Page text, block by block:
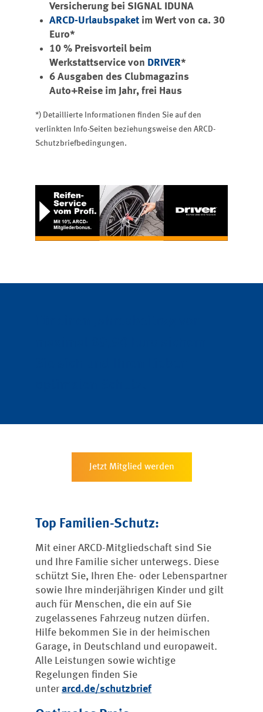
Versicherung bei SIGNAL IDUNA
ARCD-Urlaubspaket im Wert von ca. 30
Euro*
10 % Preisvorteil beim
Werkstattservice von DRIVER*
6 Ausgaben des Clubmagazins
Auto+Reise im Jahr, frei Haus
*) Detaillierte Informationen finden Sie auf den
verlinkten Info-Seiten beziehungsweise den ARCD-
Schutzbriefbedingungen.
Jetzt Mitglied werden
Top Familien-Schutz:
Mit einer ARCD-Mitgliedschaft sind Sie
und Ihre Familie sicher unterwegs. Diese
schützt Sie, Ihren Ehe- oder Lebenspartner
sowie Ihre minderjährigen Kinder und gilt
auch für Menschen, die ein auf Sie
zugelassenes Fahrzeug nutzen dürfen.
Hilfe bekommen Sie in der heimischen
Garage, in Deutschland und europaweit.
Alle Leistungen sowie wichtige
Regelungen finden Sie
unter arcd.de/schutzbrief